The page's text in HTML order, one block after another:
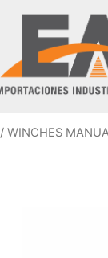
/WINCHES